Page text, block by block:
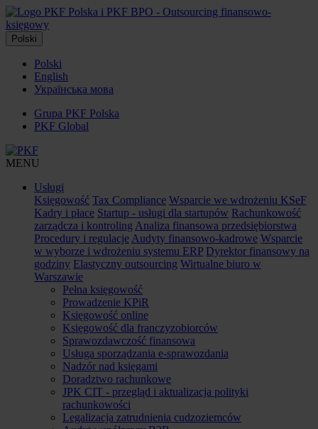
Polski
Polski
English
Українська мова
Grupa PKF Polska
PKF Global
MENU
Usługi
Księgowość Tax Compliance Wsparcie we wdrożeniu KSeF
Kadry i płace Startup - usługi dla startupów Rachunkowość
zarządcza i kontroling Analiza finansowa przedsiębiorstwa
Procedury i regulacje Audyty finansowo-kadrowe Wsparcie
w wyborze i wdrożeniu systemu ERP Dyrektor finansowy na
godziny Elastyczny outsourcing Wirtualne biuro w
Warszawie
Pełna księgowość
Prowadzenie KPiR
Księgowość online
Księgowość dla franczyzobiorców
Sprawozdawczość finansowa
Usługa sporządzania e-sprawozdania
Nadzór nad księgami
Doradztwo rachunkowe
JPK CIT - przegląd i aktualizacja polityki
rachunkowości
Legalizacja zatrudnienia cudzoziemców